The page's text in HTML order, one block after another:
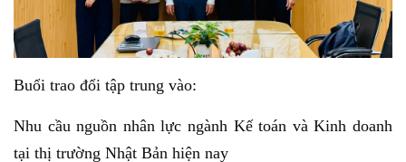
Buổi trao đổi tập trung vào:
Nhu cầu nguồn nhân lực ngành Kế toán và Kinh doanh
tại thị trường Nhật Bản hiện nay